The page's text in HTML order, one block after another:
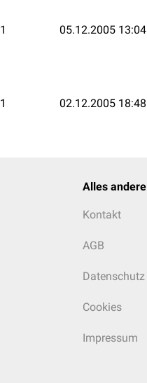
1 05.12.2005 13:04
1 02.12.2005 18:48
Alles andere
Kontakt
AGB
Datenschutz
Cookies
Impressum